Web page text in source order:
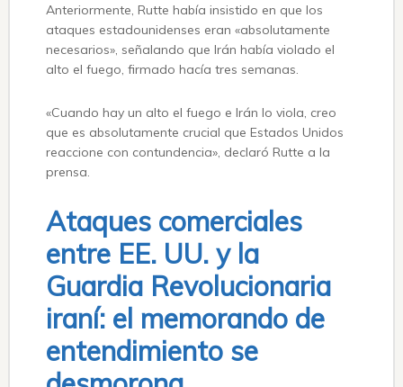
Anteriormente, Rutte había insistido en que los
ataques estadounidenses eran «absolutamente
necesarios», señalando que Irán había violado el
alto el fuego, firmado hacía tres semanas.
«Cuando hay un alto el fuego e Irán lo viola, creo
que es absolutamente crucial que Estados Unidos
reaccione con contundencia», declaró Rutte a la
prensa.
Ataques comerciales
entre EE. UU. y la
Guardia Revolucionaria
iraní: el memorando de
entendimiento se